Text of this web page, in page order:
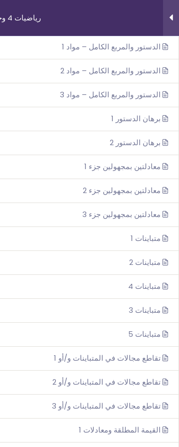
رياضيات 4 وحدات 3 اشهر
الدستور والمربع الكامل – مواد 1
الدستور والمربع الكامل – مواد 2
الدستور والمربع الكامل – مواد 3
برهان الدستور 1
برهان الدستور 2
معادلتين بمجهولين جزء 1
معادلتين بمجهولين جزء 2
معادلتين بمجهولين جزء 3
متباينات 1
متباينات 2
متباينات 4
متباينات 3
متباينات 5
تقاطع مجالات في المتباينات و/أو 1
تقاطع مجالات في المتباينات و/أو 2
تقاطع مجالات في المتباينات و/أو 3
القيمة المطلقة ومعادلات 1
روابط مهمة
من نحن
اتصل بنا
_תנאי שימוש עברית
شروط الاستخدام